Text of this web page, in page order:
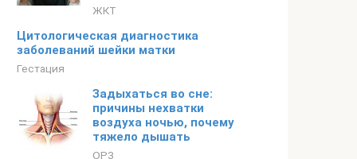
ЖКТ
Цитологическая диагностика
заболеваний шейки матки
Гестация
Задыхаться во сне:
причины нехватки
воздуха ночью, почему
тяжело дышать
ОРЗ